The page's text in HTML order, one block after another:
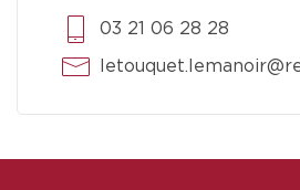
03 21 06 28 28